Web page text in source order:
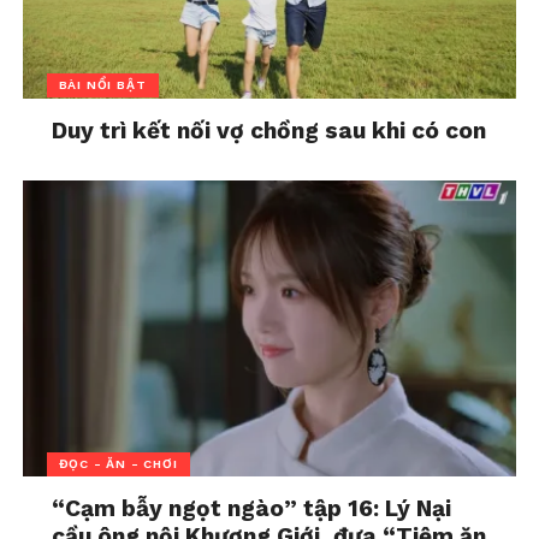
hơn đối tác hoặc thay vào đó chỉ tập trung vào
những khuyết điểm của đối tác. về những phẩm
chất tốt đẹp của mình.
BÀI NỔI BẬT
Duy trì kết nối vợ chồng sau khi có con
ĐỌC - ĂN - CHƠI
“Cạm bẫy ngọt ngào” tập 16: Lý Nại